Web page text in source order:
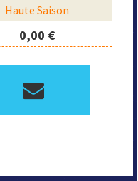
Haute Saison
0,00 €